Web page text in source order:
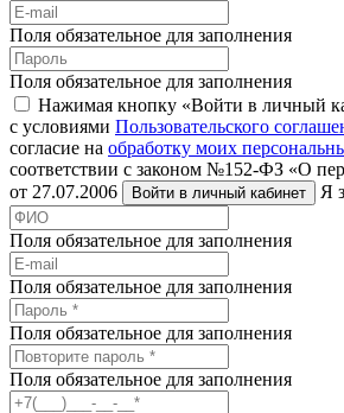
Поля обязательное для заполнения
Поля обязательное для заполнения
Нажимая кнопку «Войти в личный
с условиями Пользовательского
согласие на обработку моих
соответствии с законом №152-ФЗ «О
от 27.07.2006
Войти в личный кабинет Я
Поля обязательное для заполнения
Поля обязательное для заполнения
Поля обязательное для заполнения
Поля обязательное для заполнения